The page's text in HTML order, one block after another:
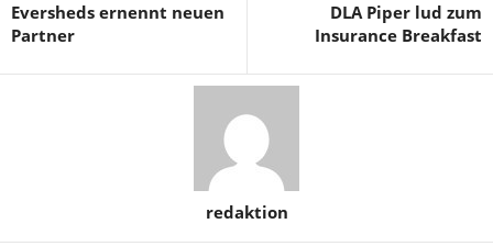
Eversheds ernennt neuen
Partner
DLA Piper lud zum
Insurance Breakfast
redaktion